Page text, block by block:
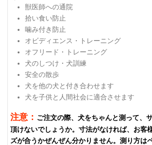
獣医師への通院
拾い食い防止
噛み付き防止
オビディエンス・トレーニング
オフリード・トレーニング
犬のしつけ・犬訓練
安全の散歩
犬を他の犬と付き合わせます
犬を子供と人間社会に適合させます
注意： ご注文の際、犬をちゃんと測って、
頂けないでしょうか。寸法がなければ、お客
ズが合うかぜんぜん分かりません。測り方は